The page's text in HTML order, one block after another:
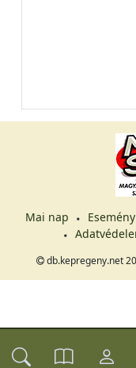
Mai nap
db.kepregeny.net